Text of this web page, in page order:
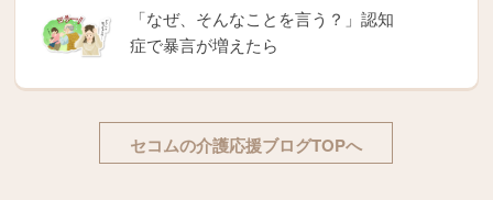
「なぜ、そんなことを言う？」認知
症で暴言が増えたら
セコムの介護応援ブログTOPへ